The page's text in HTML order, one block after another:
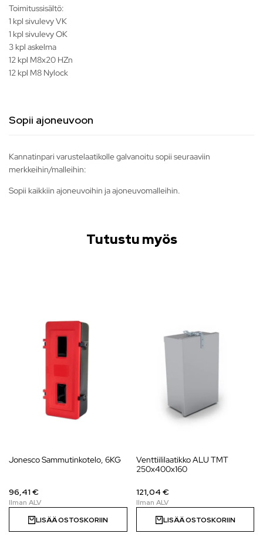
Toimitussisältö:
1 kpl sivulevy VK
1 kpl sivulevy OK
3 kpl askelma
12 kpl M8x20 HZn
12 kpl M8 Nylock
Sopii ajoneuvoon
Kannatinpari varustelaatikolle galvanoitu sopii seuraaviin
merkkeihin/malleihin:
Sopii kaikkiin ajoneuvoihin ja ajoneuvomalleihin.
Tutustu myös
Jonesco Sammutinkotelo, 6KG
96,41 €
LISÄÄ OSTOSKORIIN
Venttiililaatikko ALU TMT
250x400x160
121,04 €
LISÄÄ OSTOSKORIIN